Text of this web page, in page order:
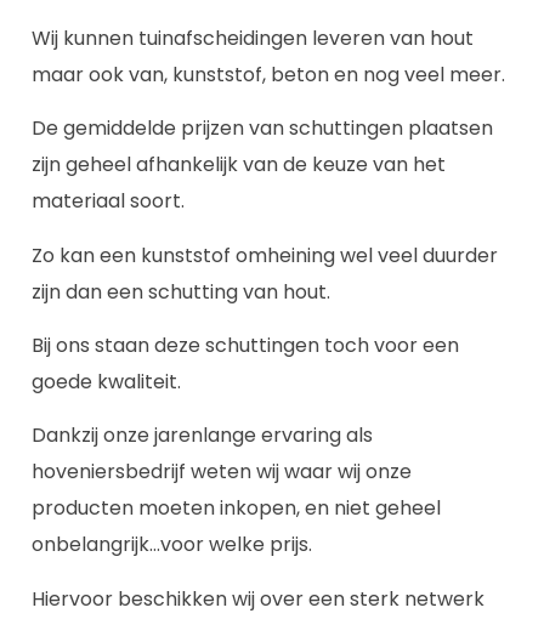
Wij kunnen tuinafscheidingen leveren van hout
maar ook van, kunststof, beton en nog veel meer.
De gemiddelde prijzen van schuttingen plaatsen
zijn geheel afhankelijk van de keuze van het
materiaal soort.
Zo kan een kunststof omheining wel veel duurder
zijn dan een schutting van hout.
Bij ons staan deze schuttingen toch voor een
goede kwaliteit.
Dankzij onze jarenlange ervaring als
hoveniersbedrijf weten wij waar wij onze
producten moeten inkopen, en niet geheel
onbelangrijk…voor welke prijs.
Hiervoor beschikken wij over een sterk netwerk